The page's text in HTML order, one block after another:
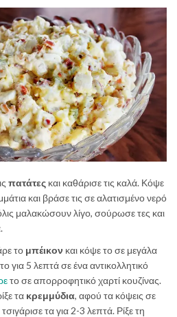
πατάτες και καθάρισε τις καλά. Κόψε
και βράσε τις σε αλατισμένο νερό
μαλακώσουν λίγο, σούρωσε τες και
το μπέικον και κόψε το σε μεγάλα
για 5 λεπτά σε ένα αντικολλητικό
το σε απορροφητικό χαρτί κουζίνας.
τα κρεμμύδια, αφού τα κόψεις σε
τα για 2-3 λεπτά. Ρίξε τη